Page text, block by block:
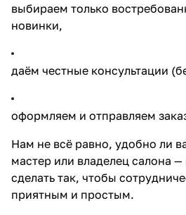
выбираем только
новинки,
даём честные консультации
оформляем и отправляем
Нам не всё равно, удобно ли
мастер или владелец салона
сделать так, чтобы
приятным и простым.